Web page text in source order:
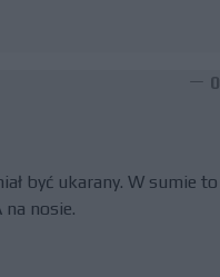
0
być ukarany. W sumie to
nosie.